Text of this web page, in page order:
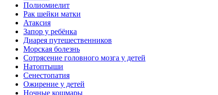
Полиомиелит
Рак шейки матки
Атаксия
Запор у ребёнка
Диарея путешественников
Морская болезнь
Сотрясение головного мозга у детей
Натоптыши
Сенестопатия
Ожирение у детей
Ночные кошмары